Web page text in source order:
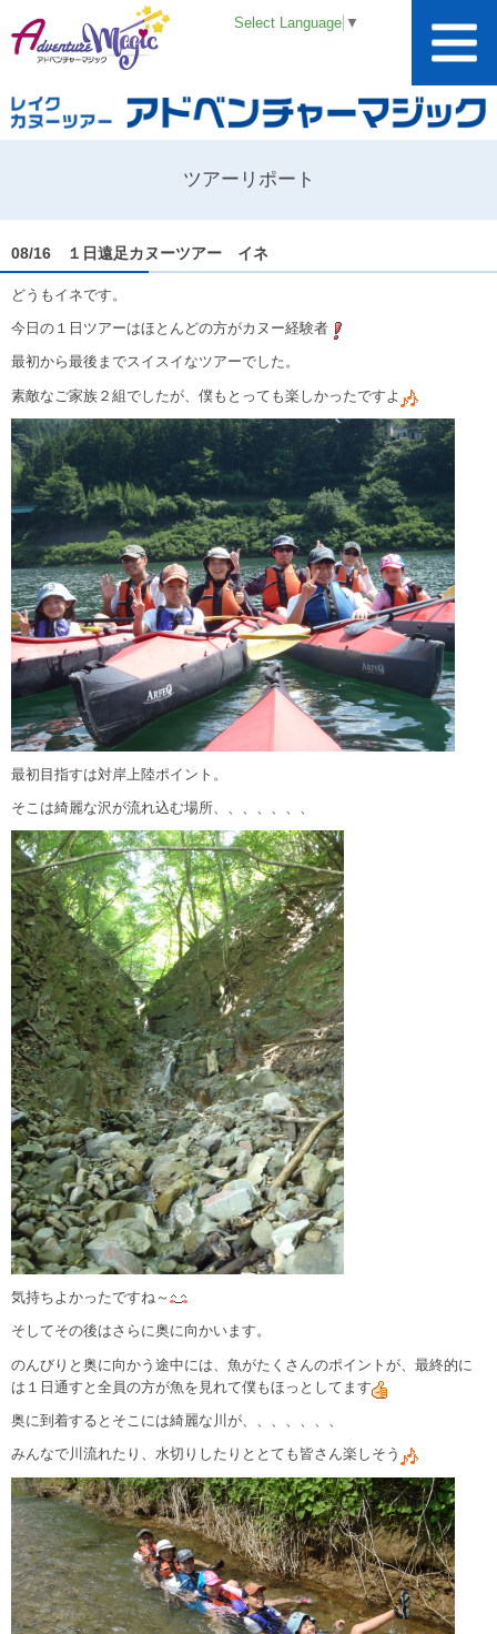
Select Language ▼
ツアーリポート
08/16 １日遠足カヌーツアー イネ
どうもイネです。
今日の１日ツアーはほとんどの方がカヌー経験者
最初から最後までスイスイなツアーでした。
素敵なご家族２組でしたが、僕もとっても楽しかったですよ
最初目指すは対岸上陸ポイント。
そこは綺麗な沢が流れ込む場所、、、、、、、
気持ちよかったですね～
そしてその後はさらに奥に向かいます。
のんびりと奥に向かう途中には、魚がたくさんのポイントが、最終的に
は１日通すと全員の方が魚を見れて僕もほっとしてます
奥に到着するとそこには綺麗な川が、、、、、、、
みんなで川流れたり、水切りしたりととても皆さん楽しそう